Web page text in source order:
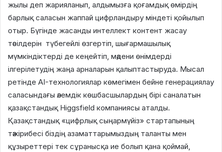
жылы деп жарияланып, алдымызға қоғамдық өмірдің
барлық саласын жаппай цифрландыру міндеті қойылып
отыр. Бүгінде жасанды интеллект контент жасау
тәсілдерін түбегейлі өзгертіп, шығармашылық
мүмкіндіктерді де кеңейтіп, мәдени өнімдерді
ілгерілетудің жаңа арналарын қалыптастыруда. Мысал
ретінде AI-технологиялар көмегімен бейне генерациялау
саласындағы әлемдік көшбасшылардың бірі саналатын
қазақстандық Higgsfield компаниясы аталды.
Қазақстандық «цифрлық сыңармүйіз» стартапының
тәжірибесі біздің азаматтарымыздың таланты мен
құзыреттері тек сұранысқа ие болып қана қоймай,